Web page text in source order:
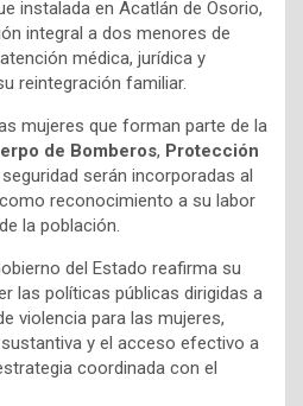
instalada en Acatlán de Osorio,
integral a dos menores de
médica, jurídica y
reintegración familiar.
mujeres que forman parte de la
de Bomberos, Protección
serán incorporadas al
reconocimiento a su labor
la población.
del Estado reafirma su
las políticas públicas dirigidas a
violencia para las mujeres,
y el acceso efectivo a
coordinada con el